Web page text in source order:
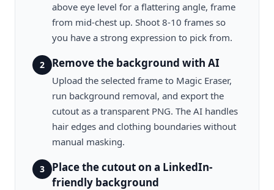
above eye level for a flattering angle, frame
from mid-chest up. Shoot 8-10 frames so
you have a strong expression to pick from.
2 Remove the background with AI
Upload the selected frame to Magic Eraser,
run background removal, and export the
cutout as a transparent PNG. The AI handles
hair edges and clothing boundaries without
manual masking.
3
Place the cutout on a LinkedIn-
friendly background